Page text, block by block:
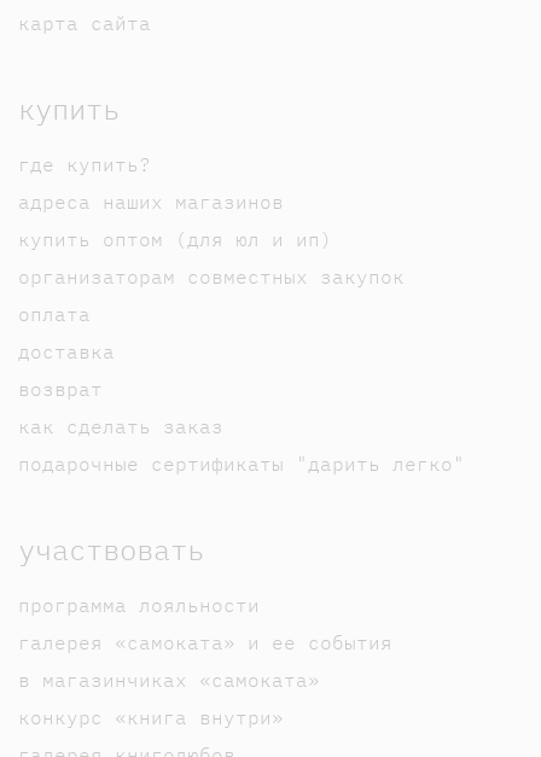
карта сайта
купить
где купить?
адреса наших магазинов
купить оптом (для юл и ип)
организаторам совместных закупок
оплата
доставка
возврат
как сделать заказ
подарочные сертификаты "дарить легко"
участвовать
программа лояльности
галерея «самоката» и ее события
в магазинчиках «самоката»
конкурс «книга внутри»